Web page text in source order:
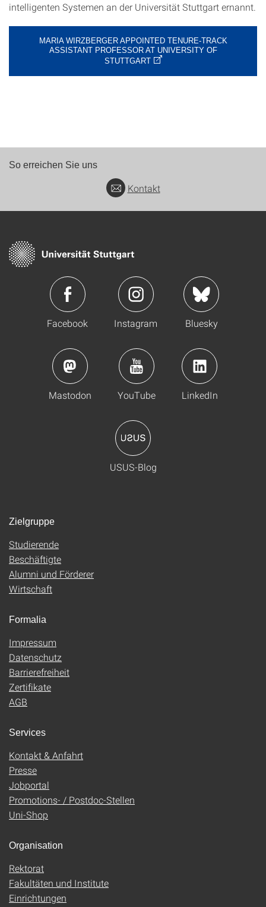
intelligenten Systemen an der Universität Stuttgart ernannt.
MARIA WIRZBERGER APPOINTED TENURE-TRACK
ASSISTANT PROFESSOR AT UNIVERSITY OF
STUTTGART
So erreichen Sie uns
Kontakt
Facebook Instagram Bluesky
Mastodon YouTube LinkedIn
USUS-Blog
Zielgruppe
Studierende
Beschäftigte
Alumni und Förderer
Wirtschaft
Formalia
Impressum
Datenschutz
Barrierefreiheit
Zertifikate
AGB
Services
Kontakt & Anfahrt
Presse
Jobportal
Promotions- / Postdoc-Stellen
Uni-Shop
Organisation
Rektorat
Fakultäten und Institute
Einrichtungen